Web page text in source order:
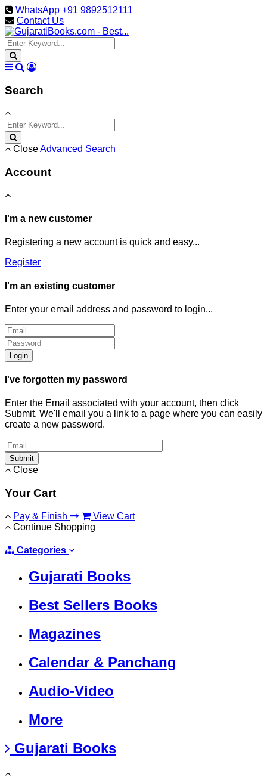
WhatsApp +91 9892512111
Contact Us
Search
CloseAdvanced Search
Account
I'm a new customer
Registering a new account is quick and easy...
Register
I'm an existing customer
Enter your email address and password to login...
Login
I've forgotten my password
Enter the Email associated with your account, then click
Submit. We'll email you a link to a page where you can easily
create a new password.
Submit
Close
Your Cart
Pay & Finish
View Cart
Continue Shopping
Categories
Gujarati Books
Best Sellers Books
Magazines
Calendar & Panchang
Audio-Video
More
Gujarati Books